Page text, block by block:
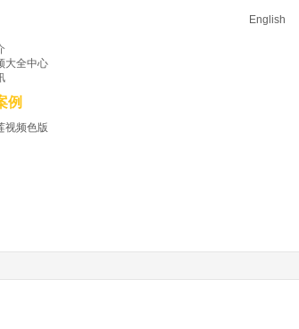
English
大全中心
例
视频色版